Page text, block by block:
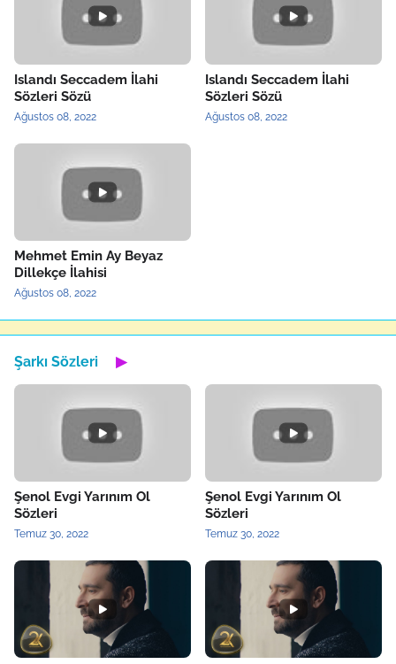
Islandı Seccadem İlahi
Sözleri Sözü
Ağustos 08, 2022
Islandı Seccadem İlahi
Sözleri Sözü
Ağustos 08, 2022
Mehmet Emin Ay Beyaz
Dillekçe İlahisi
Ağustos 08, 2022
Şarkı Sözleri ▶
Şenol Evgi Yarınım Ol
Sözleri
Temuz 30, 2022
Şenol Evgi Yarınım Ol
Sözleri
Temuz 30, 2022